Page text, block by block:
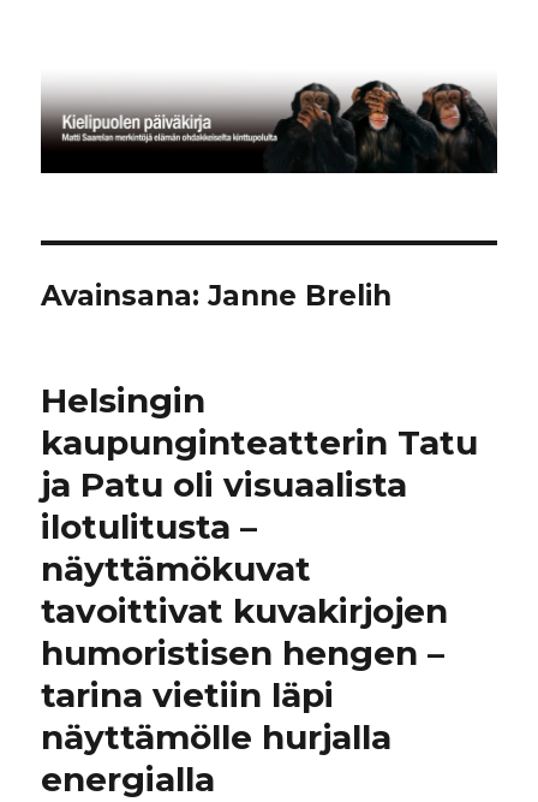
Avainsana:Janne Brelih
Helsingin
kaupunginteatterin Tatu
ja Patu oli visuaalista
ilotulitusta –
näyttämökuvat
tavoittivat kuvakirjojen
humoristisen hengen –
tarina vietiin läpi
näyttämölle hurjalla
energialla